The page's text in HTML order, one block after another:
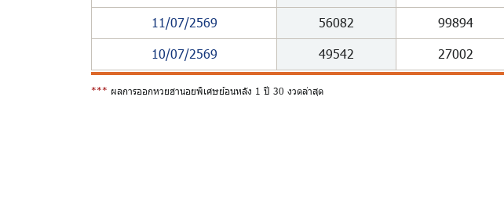
11/07/2569
56082 99894
10/07/2569
49542 27002
*** ผลการออกหวยฮานอยพิเศษย้อนหลัง 1 ปี 30 งวดล่าสุด